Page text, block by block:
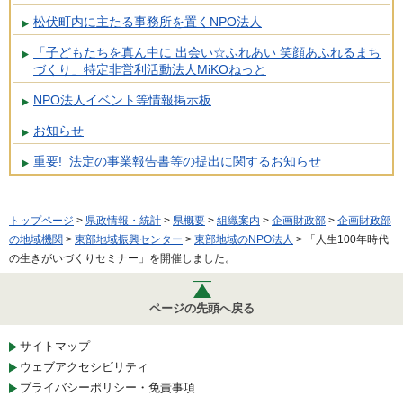
松伏町内に主たる事務所を置くNPO法人
「子どもたちを真ん中に 出会い☆ふれあい 笑顔あふれるまち
づくり」特定非営利活動法人MiKOねっと
NPO法人イベント等情報掲示板
お知らせ
重要! 法定の事業報告書等の提出に関するお知らせ
トップページ > 県政情報・統計 > 県概要 > 組織案内 > 企画財政部 > 企画財政部
の地域機関 > 東部地域振興センター > 東部地域のNPO法人 > 「人生100年時代
の生きがいづくりセミナー」を開催しました。
ページの先頭へ戻る
サイトマップ
ウェブアクセシビリティ
プライバシーポリシー・免責事項